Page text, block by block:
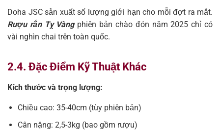
Doha JSC sản xuất số lượng giới hạn cho mỗi đợt ra mắt.
Rượu rắn Tỵ Vàngphiên bản chào đón năm 2025 chỉ có
vài nghìn chai trên toàn quốc.
2.4. Đặc Điểm Kỹ Thuật Khác
Kích thước và trọng lượng:
Chiều cao: 35-40cm (tùy phiên bản)
Cân nặng: 2,5-3kg (bao gồm rượu)